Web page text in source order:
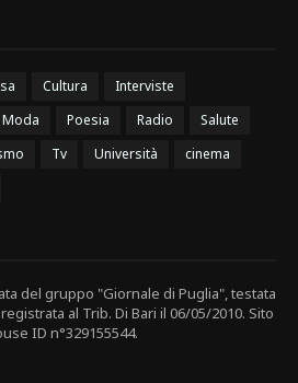
Cultura
Interviste
Moda Poesia Radio
Salute
Tv Università
cinema
del gruppo "Giornale di Puglia", testata
al Trib. Di Bari il 06/05/2010. Sito
ID n°329155544.